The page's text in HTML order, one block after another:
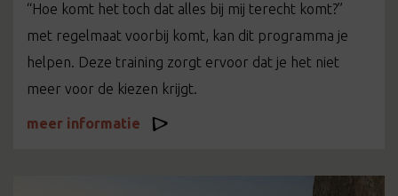
“Hoe komt het toch dat alles bij mij terecht komt?”
met regelmaat voorbij komt, kan dit programma je
helpen. Deze training zorgt ervoor dat je het niet
meer voor de kiezen krijgt.
meer informatie